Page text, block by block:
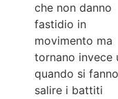
che non danno
fastidio in
movimento ma
tornano invece
quando si fanno
salire i battiti